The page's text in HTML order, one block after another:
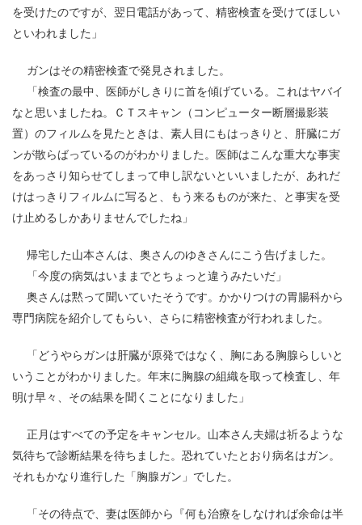
を受けたのですが、翌日電話があって、精密検査を受けてほしい
といわれました」
ガンはその精密検査で発見されました。
「検査の最中、医師がしきりに首を傾げている。これはヤバイ
なと思いましたね。ＣＴスキャン（コンピューター断層撮影装
置）のフィルムを見たときは、素人目にもはっきりと、肝臓にガ
ンが散らばっているのがわかりました。医師はこんな重大な事実
をあっさり知らせてしまって申し訳ないといいましたが、あれだ
けはっきりフィルムに写ると、もう来るものが来た、と事実を受
け止めるしかありませんでしたね」
帰宅した山本さんは、奥さんのゆきさんにこう告げました。
「今度の病気はいままでとちょっと違うみたいだ」
奥さんは黙って聞いていたそうです。かかりつけの胃腸科から
専門病院を紹介してもらい、さらに精密検査が行われました。
「どうやらガンは肝臓が原発ではなく、胸にある胸腺らしいと
いうことがわかりました。年末に胸腺の組織を取って検査し、年
明け早々、その結果を聞くことになりました」
正月はすべての予定をキャンセル。山本さん夫婦は祈るような
気待ちで診断結果を待ちました。恐れていたとおり病名はガン。
それもかなり進行した「胸腺ガン」でした。
「その待点で、妻は医師から『何も治療をしなければ余命は半